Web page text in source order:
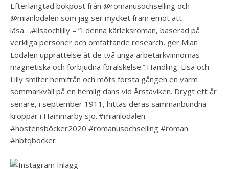
Efterlängtad bokpost från @romanusochselling och
@mianlodalen som jag ser mycket fram emot att
läsa….#lisaochlilly – ”I denna kärleksroman, baserad på
verkliga personer och omfattande research, ger Mian
Lodalen upprättelse åt de två unga arbetarkvinnornas
magnetiska och förbjudna förälskelse.”.Handling: Lisa och
Lilly smiter hemifrån och möts första gången en varm
sommarkväll på en hemlig dans vid Årstaviken. Drygt ett år
senare, i september 1911, hittas deras sammanbundna
kroppar i Hammarby sjö..#mianlodalen
#höstensböcker2020 #romanusochselling #roman
#hbtqböcker